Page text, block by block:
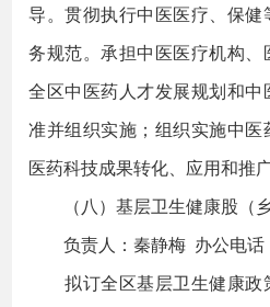
导。贯彻执行中医医疗、保
务规范。承担中医医疗机构
全区中医药人才发展规划和
准并组织实施；组织实施中
医药科技成果转化、应用和推广
（八）基层卫生健康股（
负责人：秦静梅 办公电话
拟订全区基层卫生健康政